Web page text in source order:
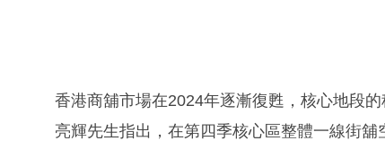
香港商舖市場在2024年逐漸復甦，核心地段
亮輝先生指出，在第四季核心區整體一線街